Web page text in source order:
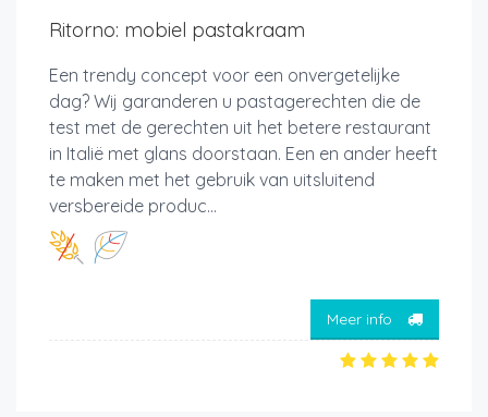
Ritorno: mobiel pastakraam
Een trendy concept voor een onvergetelijke
dag? Wij garanderen u pastagerechten die de
test met de gerechten uit het betere restaurant
in Italië met glans doorstaan. Een en ander heeft
te maken met het gebruik van uitsluitend
versbereide produc...
Meer info